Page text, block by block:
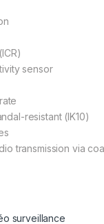
sensor
resistant (IK10)
transmission via
surveillance